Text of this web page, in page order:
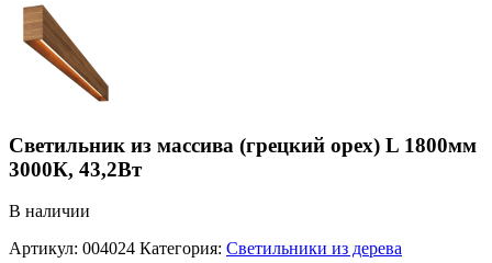
Светильник из массива (грецкий орех) L 1800мм
3000К, 43,2Вт
В наличии
Артикул: 004024 Категория: Светильники из дерева